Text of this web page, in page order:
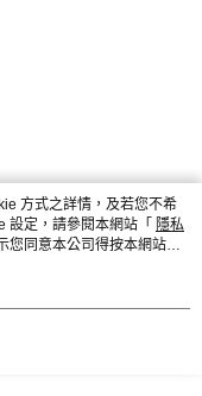
方式之詳情，及若您不希
設定，請參閱本網站「 隱私
您同意本公司得按本網站使